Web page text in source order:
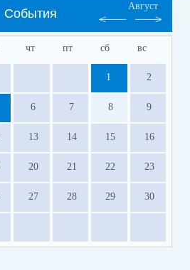
События
Август
чт пт сб вс
1 2
6 7 8 9
13 14 15 16
20 21 22 23
27 28 29 30